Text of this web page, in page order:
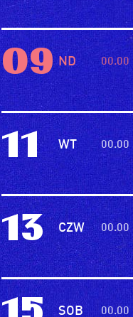
09 ND 00.00
11 WT 00.00
13 CZW 00.00
SOB 00.00